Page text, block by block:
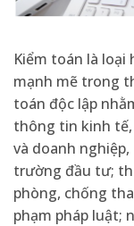
Kiểm toán là
mạnh mẽ trong
toán độc lập
thông tin kinh
và doanh
trường đầu tư;
phòng, chống
phạm pháp luật;